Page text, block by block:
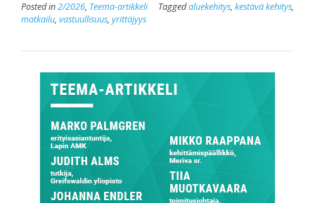
Posted in2/2026, Teema-artikkeli Taggedaluekehitys, kestävä kehitys,
matkailu, vastuullisuus, yrittäjyys